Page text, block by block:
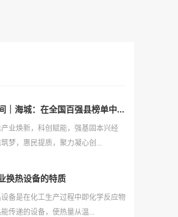
｜海城：在全国百强县榜单中...
业焕新，科创赋能，强基固本兴经
梦，惠民提质，聚力凝心创...
换热设备的特质
备是在化工生产过程中即化学反应物
传递的设备，使热量从温...